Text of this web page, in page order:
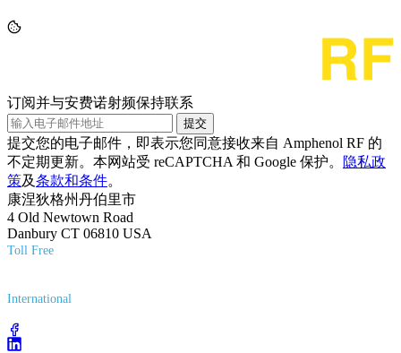
订阅并与安费诺射频保持联系
提交
提交您的电子邮件，即表示您同意接收来自 Amphenol RF 的
不定期更新。本网站受 reCAPTCHA 和 Google 保护。
隐私政
策及条款和条件。
康涅狄格州丹伯里市
4 Old Newtown Road
Danbury CT 06810 USA
Toll Free
International